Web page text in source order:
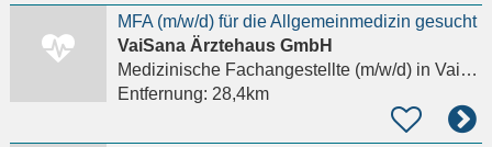
MFA (m/w/d) für die Allgemeinmedizin gesucht
VaiSana Ärztehaus GmbH
Medizinische Fachangestellte (m/w/d)in Vaihingen an der Enz
Entfernung: 28,4km